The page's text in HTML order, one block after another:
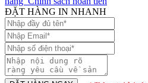
ĐẶT HÀNG IN NHANH